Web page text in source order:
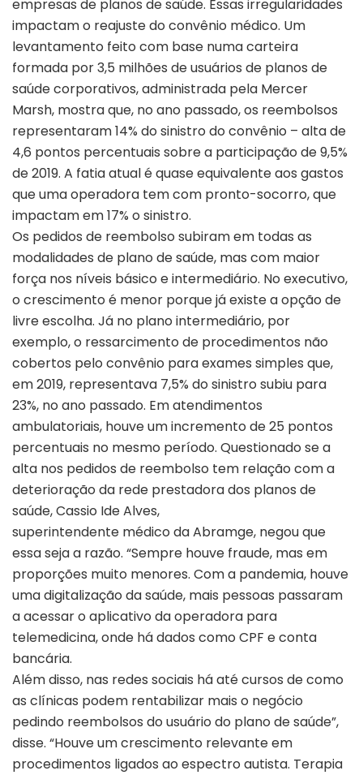
empresas de planos de saúde. Essas irregularidades
impactam o reajuste do convênio médico. Um
levantamento feito com base numa carteira
formada por 3,5 milhões de usuários de planos de
saúde corporativos, administrada pela Mercer
Marsh, mostra que, no ano passado, os reembolsos
representaram 14% do sinistro do convênio – alta de
4,6 pontos percentuais sobre a participação de 9,5%
de 2019. A fatia atual é quase equivalente aos gastos
que uma operadora tem com pronto-socorro, que
impactam em 17% o sinistro.
Os pedidos de reembolso subiram em todas as
modalidades de plano de saúde, mas com maior
força nos níveis básico e intermediário. No executivo,
o crescimento é menor porque já existe a opção de
livre escolha. Já no plano intermediário, por
exemplo, o ressarcimento de procedimentos não
cobertos pelo convênio para exames simples que,
em 2019, representava 7,5% do sinistro subiu para
23%, no ano passado. Em atendimentos
ambulatoriais, houve um incremento de 25 pontos
percentuais no mesmo período. Questionado se a
alta nos pedidos de reembolso tem relação com a
deterioração da rede prestadora dos planos de
saúde, Cassio Ide Alves,
superintendente médico da Abramge, negou que
essa seja a razão. “Sempre houve fraude, mas em
proporções muito menores. Com a pandemia, houve
uma digitalização da saúde, mais pessoas passaram
a acessar o aplicativo da operadora para
telemedicina, onde há dados como CPF e conta
bancária.
Além disso, nas redes sociais há até cursos de como
as clínicas podem rentabilizar mais o negócio
pedindo reembolsos do usuário do plano de saúde”,
disse. “Houve um crescimento relevante em
procedimentos ligados ao espectro autista. Terapia